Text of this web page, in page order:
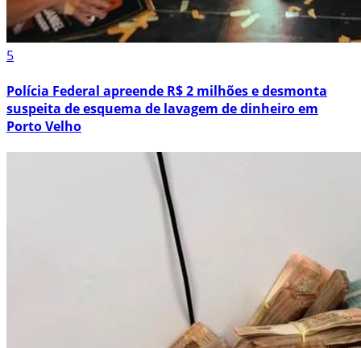
5
Polícia Federal apreende R$ 2 milhões e desmonta
suspeita de esquema de lavagem de dinheiro em
Porto Velho